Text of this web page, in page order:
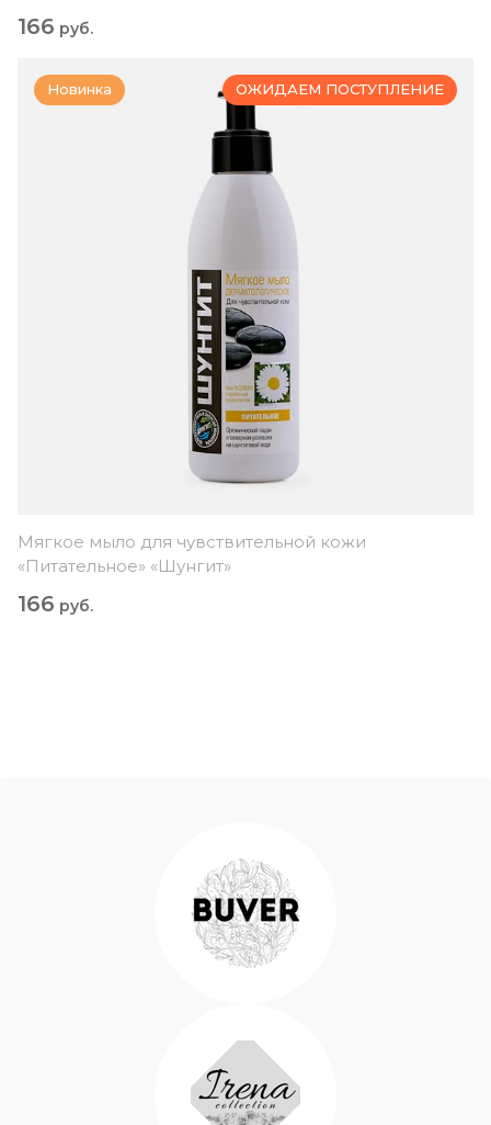
166 руб.
Новинка ОЖИДАЕМ ПОСТУПЛЕНИЕ
Мягкое мыло для чувствительной кожи
«Питательное» «Шунгит»
166 руб.